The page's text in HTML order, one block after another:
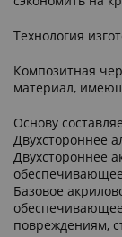
Технология
Композитная
материал,
Основу
Двухстороннее
Двухстороннее
Базовое
повреждениям,